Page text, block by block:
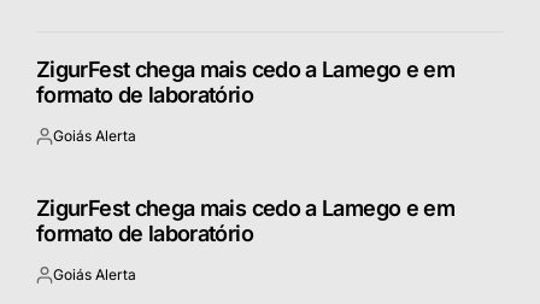
ZigurFest chega mais cedo a Lamego e em
formato de laboratório
Postado
Goiás Alerta
ZigurFest chega mais cedo a Lamego e em
formato de laboratório
Postado
Goiás Alerta